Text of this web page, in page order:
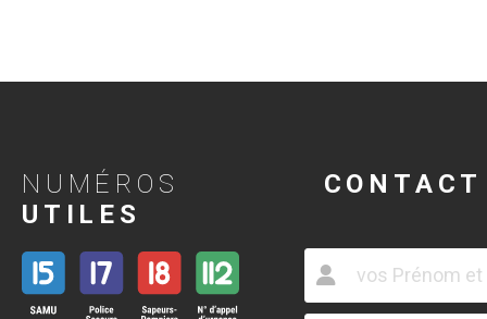
NUMÉROS
UTILES
CONTACT